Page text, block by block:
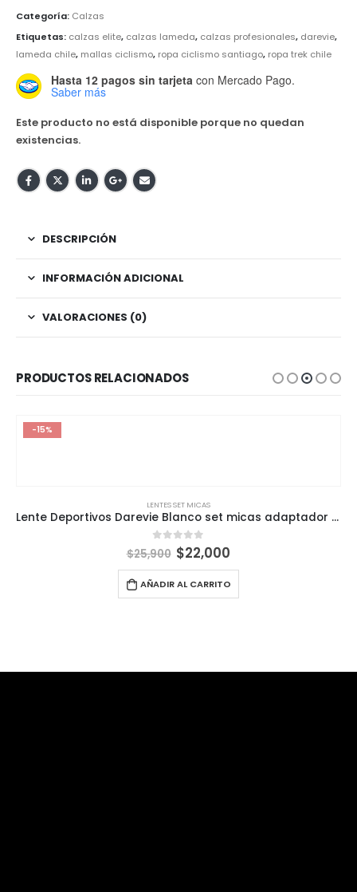
Categoría: Calzas
Etiquetas: calzas elite, calzas lameda, calzas profesionales, darevie,
lameda chile, mallas ciclismo, ropa ciclismo santiago, ropa trek chile
Hasta 12 pagos sin tarjeta con Mercado Pago.
Saber más
Este producto no está disponible porque no quedan
existencias.
DESCRIPCIÓN
INFORMACIÓN ADICIONAL
VALORACIONES (0)
PRODUCTOS RELACIONADOS
-15%
LENTES SET MICAS
Lente Deportivos Darevie Blanco set micas adaptador óptico
0out of 5
$25,900 El
precio
original
era:
$25,900.
$22,000
es:
$22,000.
AÑADIR AL CARRITO